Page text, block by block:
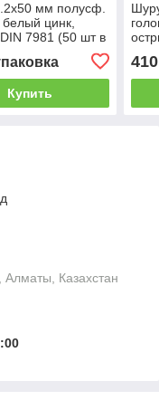
мм полусф.
белый цинк,
7981 (50 шт в
STARFIX
Купить
410
Казахстан